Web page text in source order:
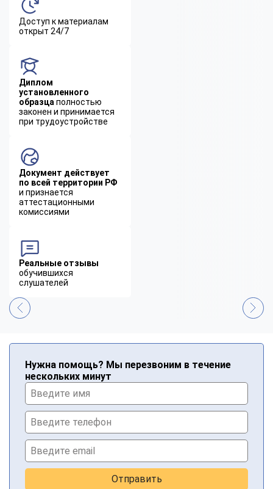
Доступ к материалам
открыт 24/7
Диплом
установленного
образца полностью
законен и принимается
при трудоустройстве
Документ действует
по всей территории РФ
и признается
аттестационными
комиссиями
Реальные отзывы
обучившихся
слушателей
Нужна помощь? Мы перезвоним в течение
нескольких минут
Отправить